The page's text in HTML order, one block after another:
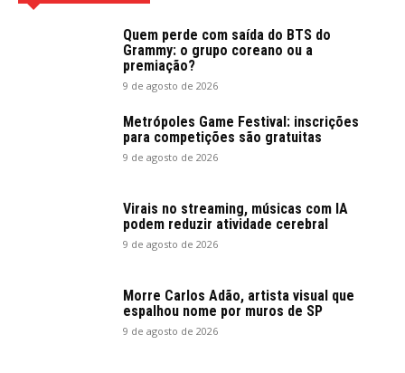
Quem perde com saída do BTS do
Grammy: o grupo coreano ou a
premiação?
9 de agosto de 2026
Metrópoles Game Festival: inscrições
para competições são gratuitas
9 de agosto de 2026
Virais no streaming, músicas com IA
podem reduzir atividade cerebral
9 de agosto de 2026
Morre Carlos Adão, artista visual que
espalhou nome por muros de SP
9 de agosto de 2026